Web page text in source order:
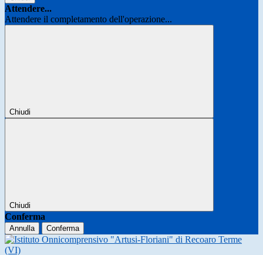
Attendere...
Attendere il completamento dell'operazione...
Chiudi
Chiudi
Conferma
Annulla Conferma